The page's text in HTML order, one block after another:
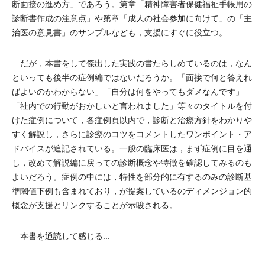
断面接の進め方」であろう。第章「精神障害者保健福祉手帳用の
診断書作成の注意点」や第章「成人の社会参加に向けて」の「主
治医の意見書」のサンプルなども，支援にすぐに役立つ。
だが，本書をして傑出した実践の書たらしめているのは，なん
といっても後半の症例編ではないだろうか。「面接で何と答えれ
ばよいのかわからない」「自分は何をやってもダメなんです」
「社内での行動がおかしいと言われました」等々のタイトルを付
けた症例について，各症例頁以内で，診断と治療方針をわかりや
すく解説し，さらに診療のコツをコメントしたワンポイント・ア
ドバイスが追記されている。一般の臨床医は，まず症例に目を通
し，改めて解説編に戻っての診断概念や特徴を確認してみるのも
よいだろう。症例の中には，特性を部分的に有するのみの診断基
準閾値下例も含まれており，が提案しているのディメンジョン的
概念が支援とリンクすることが示唆される。
本書を通読して感じる...